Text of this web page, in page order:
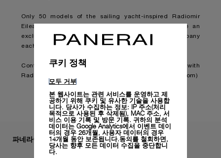
Only 50 models of the sailing yacht-inspired Radiomir
Eilean Experience Edition will be created, alongside an
exclusive collection of 50 NFT artworks that will accompany
each purchase of this limited-edition watch.
Continue reading on:
Panerai launches NFT initiative with
Radiomir Eilean Experience Edition (boatinternational.com)
파네라이 뉴스레터 구독하기
쿠키 정책
모두 거부
본 웹사이트는 관련 서비스를 운영하고 제
공하기 위해 쿠키 및 유사한 기술을 사용합
니다. 당사가 수집하는 정보: IP 주소(처리
목적으로 사용된 후 삭제됨), MAC 주소, 서
비스 이용 기록 및 방문 기록. 귀하의 분석
데이터는 Google Analytics에서 이벤트 데이
터의 경우 26개월, 사용자 데이터의 경우
14개월 동안 보존됩니다.동의를 철회하면,
당사는 향후 모든 데이터 수집을 중단합니
다.